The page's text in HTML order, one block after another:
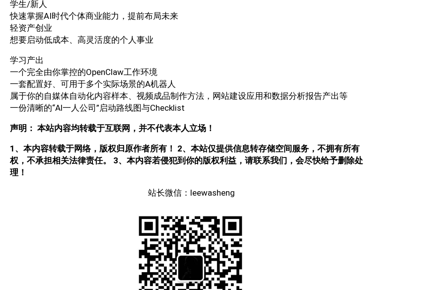
学生/新人
快速掌握AI时代个体商业能力，提前布局未来
轻资产创业
想要启动低成本、高灵活度的个人事业
学习产出
一个完全由你掌控的OpenClaw工作环境
一套配置好、可用于多个实际场景的A机器人
属于你的自媒体自动化内容样本、视频成品制作方法，网站建设应用和数据分析报告产出等
一份清晰的“Al一人公司”启动路线图与Checklist
声明： 本站内容均转载于互联网，并不代表本人立场！
1、本内容转载于网络，版权归原作者所有！ 2、本站仅提供信息转存储空间服务，不拥有所有
权，不承担相关法律责任。 3、本内容若侵犯到你的版权利益，请联系我们，会尽快给予删除处
理！
站长微信：leewasheng